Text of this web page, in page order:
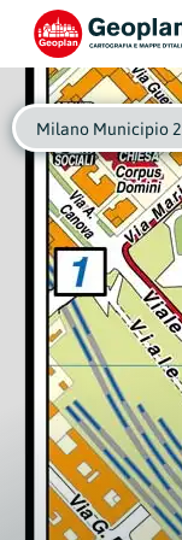
Milano Municipio 2